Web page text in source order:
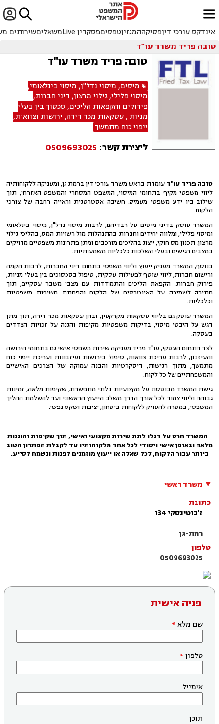

ﱐ
אינדקס עורכי דיןפסיקההמגזיןטפסיםפסקדין Live משאליםשירותים
טובה פריד משרד עו"ד
טובה פריד משרד עו"ד
מיסים, מיסוי נדל"ן, מיסוי בינלאומי,
מיסוי פלילי,גילוי מרצון, דיני חברות,
פירוקים והקפאות הליכים, סכסוך בין בעלי
מניות ,עסקאות מכר דירה, ירושות וצוואות,
ייפוי כוח מתמשך
ליצירת קשר: 0509693025
טובה פריד עו"ד עומדת בראש משרד עורכי דין ברמת גן, ומעניקה ללקוחותיה
ליווי משפטי מקיף בתחומי המיסוי, המשפט המסחרי והמשפט האזרחי, תוך
שילוב בין ידע משפטי מעמיק, חשיבה אסטרטגית וראייה רחבה של צורכי
הלקוח.
המשרד עוסק בדיני מיסים על רבדיהם, לרבות מיסוי נדל"ן, מיסוי בינלאומי
ומיסוי פלילי, ומלווה יחידים וחברות בהתנהלות מול רשויות המס, בהליכי גילוי
מרצון, תכנון מס חוקי, ייצוג בהליכים מורכבים ומתן פתרונות משפטיים מדויקים
במצבים רגישים ובעלי השלכות כלכליות משמעותיות.
בנוסף, המשרד מעניק ייעוץ וליווי משפטי בתחום דיני החברות, לרבות הקמה
ורישום חברות, ליווי שוטף לפעילות עסקית, טיפול בסכסוכים בין בעלי מניות,
פירוק חברות, הקפאת הליכים והתמודדות עם מצבי משבר עסקיים, תוך
חתירה לשמירה על האינטרסים של הלקוח והפחתת חשיפות משפטיות
וכלכליות.
המשרד עוסק גם בליווי עסקאות מקרקעין, ובהן עסקאות מכר דירה, תוך מתן
דגש על היבטי מיסוי, בדיקות משפטיות מקיפות והגנה על זכויות הצדדים
בעסקה.
לצד התחום העסקי, עו"ד פריד מעניקה שירות משפטי אישי גם בתחומי הירושה
והעיזבון, לרבות עריכת צוואות, טיפול בירושות ועיזבונות ועריכת ייפוי כוח
מתמשך, מתוך רגישות, דיסקרטיות והבנה עמוקה של הצרכים האישיים
והמשפחתיים של כל לקוח.
גישת המשרד מבוססת על מקצועיות בלתי מתפשרת, שקיפות מלאה, זמינות
גבוהה וליווי צמוד לכל אורך הדרך משלב הייעוץ הראשוני ועד להשלמת ההליך
המשפטי, במטרה להעניק ללקוחות ביטחון, יציבות ושקט נפשי.
המשרד חרט על דגלו לתת שירות מקצועי ואישי, תוך שקיפות והוגנות
מלאה ובאופן אישי ויסודי לכל אחד מלקוחותיו עד לקבלת הפתרון הטוב
ביותר עבור הלקוח, לכל שאלה או ייעוץ מוזמנים לפנות ונשמח לסייע.
משרד ראשי
כתובת
ז'בוטינסקי 134
רמת-גן
טלפון
0509693025
פניה אישית
שם מלא
טלפון
אימייל
תוכן